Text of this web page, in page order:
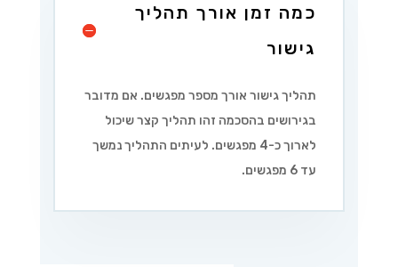
כמה זמן אורך תהליך
גישור
תהליך גישור אורך מספר מפגשים. אם מדובר
בגירושים בהסכמה זהו תהליך קצר שיכול
לארוך כ-4 מפגשים. לעיתים התהליך נמשך
עד 6 מפגשים.